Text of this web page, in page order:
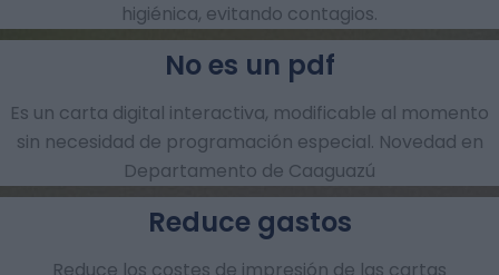
higiénica, evitando contagios.
Es un carta digital interactiva, modificable al momento
sin necesidad de programación especial. Novedad en
Departamento de Caaguazú
No es un pdf
Reduce gastos